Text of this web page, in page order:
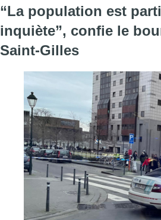
“La population est
inquiète”, confie le
Saint-Gilles